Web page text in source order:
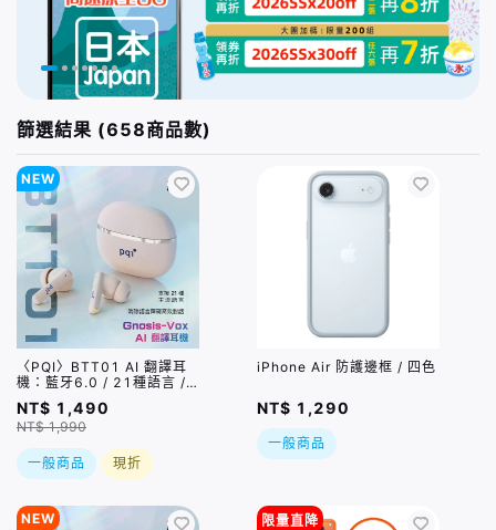
篩選結果 (658商品數)
NEW
〈PQI〉BTT01 AI 翻譯耳
機：藍牙6.0 / 21種語言 /
6種翻譯模式
NT$ 1,490
NT$ 1,990
一般商品 現折
iPhone Air 防護邊框 / 四色
NT$ 1,290
一般商品
NEW 限量直降